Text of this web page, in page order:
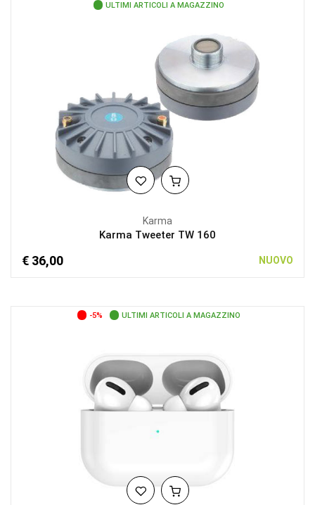
ULTIMI ARTICOLI A MAGAZZINO
Karma
Karma Tweeter TW 160
€ 36,00 NUOVO
-5% ULTIMI ARTICOLI A MAGAZZINO